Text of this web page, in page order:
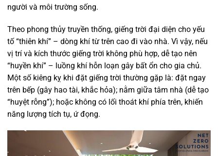
người và môi trường sống.
Theo phong thủy truyền thống, giếng trời đại diện cho yếu
tố “thiên khí” – dòng khí từ trên cao đi vào nhà. Vì vậy, nếu
vị trí và kích thước giếng trời không phù hợp, dễ tạo nên
“huyền khí” – luồng khí hỗn loạn gây bất ổn cho gia chủ.
Một số kiêng kỵ khi đặt giếng trời thường gặp là: đặt ngay
trên bếp (gây hao tài, khắc hỏa); nằm giữa tâm nhà (dễ tạo
“huyệt rỗng”); hoặc không có lối thoát khí phía trên, khiến
năng lượng tích tụ, ứ đọng.